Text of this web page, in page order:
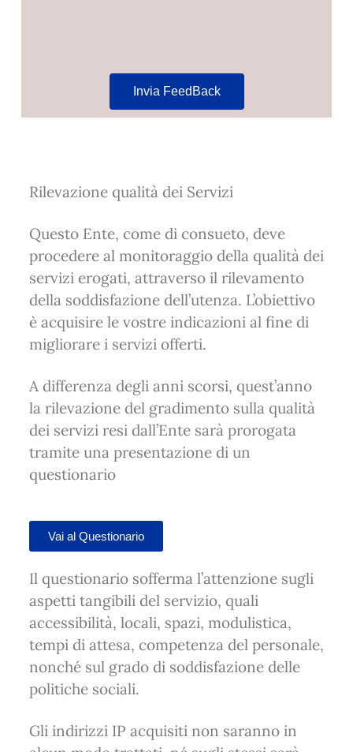
Invia FeedBack
Rilevazione qualità dei Servizi
Questo Ente, come di consueto, deve
procedere al monitoraggio della qualità dei
servizi erogati, attraverso il rilevamento
della soddisfazione dell’utenza. L’obiettivo
è acquisire le vostre indicazioni al fine di
migliorare i servizi offerti.
A differenza degli anni scorsi, quest’anno
la rilevazione del gradimento sulla qualità
dei servizi resi dall’Ente sarà prorogata
tramite una presentazione di un
questionario
Vai al Questionario
Il questionario sofferma l’attenzione sugli
aspetti tangibili del servizio, quali
accessibilità, locali, spazi, modulistica,
tempi di attesa, competenza del personale,
nonché sul grado di soddisfazione delle
politiche sociali.
Gli indirizzi IP acquisiti non saranno in